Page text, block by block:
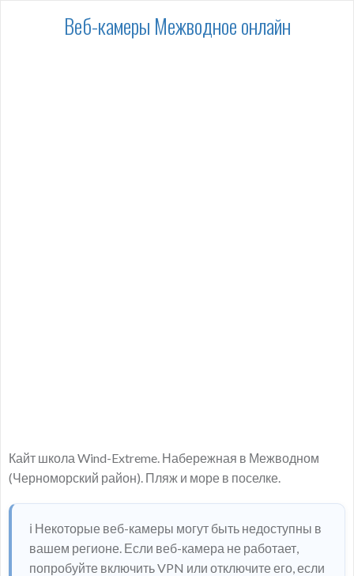
Веб-камеры Межводное онлайн
Кайт школа Wind-Extreme. Набережная в Межводном
(Черноморский район). Пляж и море в поселке.
ℹ️ Некоторые веб-камеры могут быть недоступны в
вашем регионе. Если веб-камера не работает,
попробуйте включить VPN или отключите его, если